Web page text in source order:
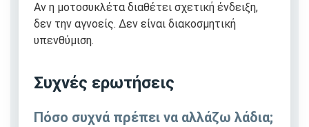
Αν η μοτοσυκλέτα διαθέτει σχετική ένδειξη,
δεν την αγνοείς. Δεν είναι διακοσμητική
υπενθύμιση.
Συχνές ερωτήσεις
Πόσο συχνά πρέπει να αλλάζω λάδια;